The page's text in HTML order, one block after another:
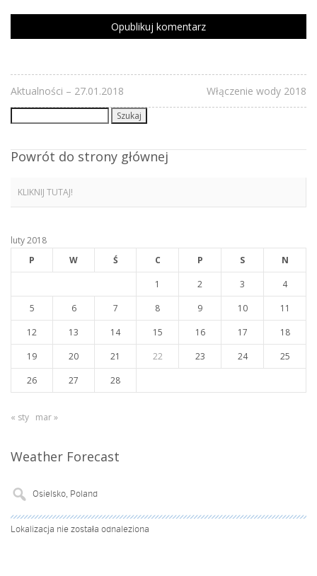
Aktualności – 27.01.2018 Włączenie wody 2018
Powrót do strony głównej
KLIKNIJ TUTAJ!
luty 2018
P
W Ś C P S
N
1
2 3
4
5
6 7 8 9 10
11
12
13 14 15 16 17
18
19
20 21 22 23 24
25
26
27 28
« sty mar »
Weather Forecast
Lokalizacja nie została odnaleziona